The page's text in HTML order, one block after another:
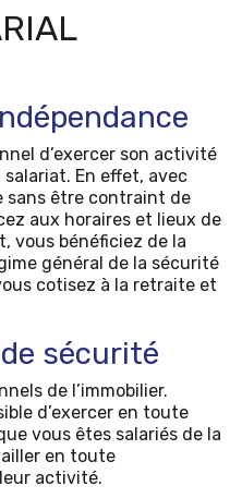
d’exercer son activité
En effet, avec
sans être contraint de
aux horaires et lieux de
vous bénéficiez de la
général de la sécurité
cotisez à la retraite et
sécurité
de l’immobilier.
d’exercer en toute
vous êtes salariés de la
en toute
activité.